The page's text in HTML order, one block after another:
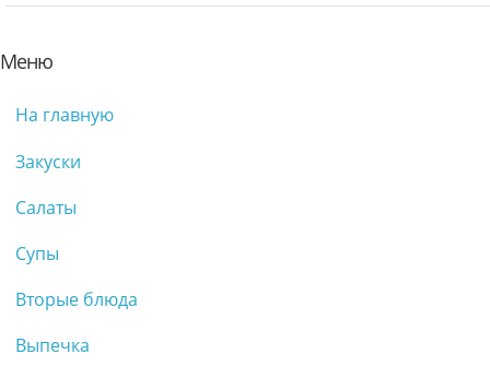
Меню
На главную
Закуски
Салаты
Супы
Вторые блюда
Выпечка